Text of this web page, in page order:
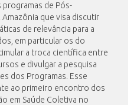
de Pós-
que visa discutir
de relevância para a
em particular os do
a troca científica entre
e divulgar a pesquisa
dos Programas. Esse
ao primeiro encontro dos
em Saúde Coletiva no